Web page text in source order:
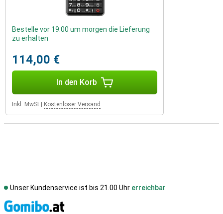
Bestelle vor 19:00 um morgen die Lieferung
zu erhalten
114,00 €
In den Korb
Inkl. MwSt Kostenloser Versand
Unser Kundenservice ist bis 21.00 Uhr erreichbar